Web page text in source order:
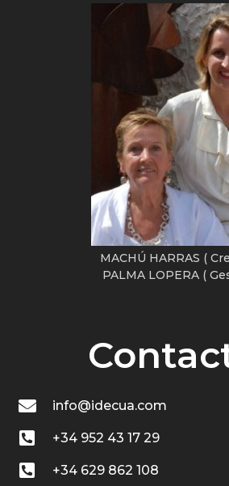
MACHÚ HARRAS (
PALMA LOPERA (
info@idecua.com
+34 952 43 17 29
+34 629 862 108